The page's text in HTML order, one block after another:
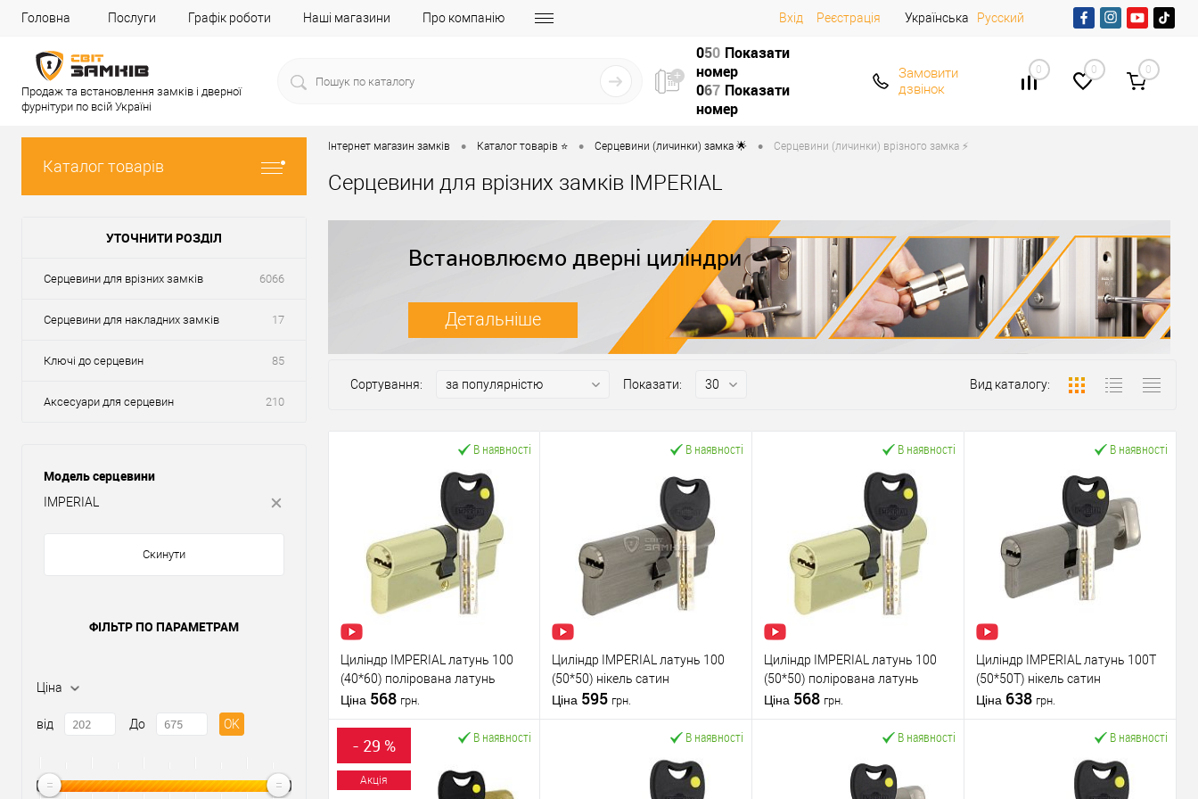
Головна Послуги Графік роботи Наші магазини Про компанію Вхід Реєстрація Українська Русский
Продаж та встановлення замків і дверної
фурнітури по всій Україні
050 Показати
номер
067 Показати
номер
Замовити
дзвінок
0 0 0
Каталог товарів
УТОЧНИТИ РОЗДІЛ
Серцевини для врізних замків 6066
Серцевини для накладних замків 17
Ключі до серцевин 85
Аксесуари для серцевин 210
Модель серцевини
IMPERIAL
Скинути
ФІЛЬТР ПО ПАРАМЕТРАМ
Ціна
від До OK
Інтернет магазин замків • Каталог товарів ⭐ • Серцевини (личинки) замка 🌟 • Серцевини (личинки) врізного замка ⚡️
Серцевини для врізних замків IMPERIAL
Встановлюємо дверні циліндри
Детальніше
Сортування: Показати: Вид каталогу:
В наявності
Циліндр IMPERIAL латунь 100
(40*60) полірована латунь
Ціна 568 грн.
У кошик
В наявності
Циліндр IMPERIAL латунь 100
(50*50) нікель сатин
Ціна 595 грн.
У кошик
В наявності
Циліндр IMPERIAL латунь 100
(50*50) полірована латунь
Ціна 568 грн.
У кошик
В наявності
Циліндр IMPERIAL латунь 100T
(50*50T) нікель сатин
Ціна 638 грн.
У кошик
- 29 %
Акція
В наявності В наявності В наявності В наявності